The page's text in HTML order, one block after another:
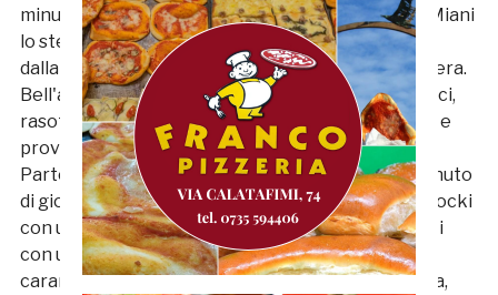
minuti dopo è Gavoci a sfondare per vie centrali: Miani
lo stende e la Samb può beneficiare di un piazzato
dalla trequarti. Il tiro del capitano colpisce la barriera.
Bell'azione ospite al 43': sponda Fioretti per Gavoci,
rasoterra per l'accorrente Pezzotti che controlla e
prova il mancino, Verdicchio blocca in due tempi.
Partono forte i rossoblù nella ripresa. Dopo un minuto
di gioco Fioretti riceve da Tagliaferri, supera Glebocki
con un bel sombrero e punta l'area, cerca Pezzotti
con un rasoterra, ma la palla è corta. La sfera
carambola sui piedi di Candellori che tenta la botta,